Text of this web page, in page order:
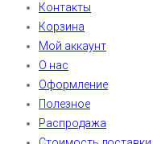
Контакты
Корзина
Мой аккаунт
О нас
Оформление
Полезное
Распродажа